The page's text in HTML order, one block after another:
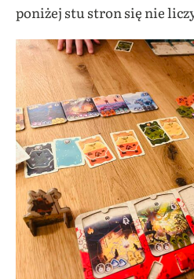
poniżej stu stron się nie